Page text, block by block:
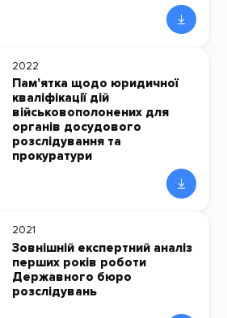
2022
Пам’ятка щодо юридичної
кваліфікації дій
військовополонених для
органів досудового
розслідування та
прокуратури
2021
Зовнішній експертний аналіз
перших років роботи
Державного бюро
розслідувань